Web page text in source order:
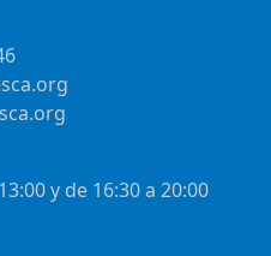
y de 16:30 a 20:00